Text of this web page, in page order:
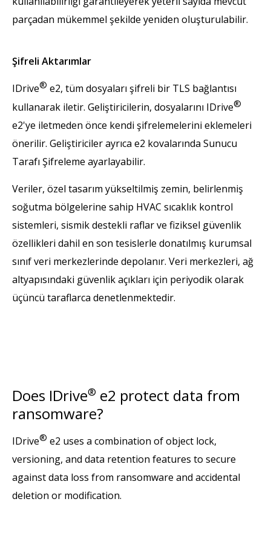
parçadan mükemmel şekilde yeniden oluşturulabilir.
Şifreli Aktarımlar
IDrive® e2, tüm dosyaları şifreli bir TLS bağlantısı
kullanarak iletir. Geliştiricilerin, dosyalarını IDrive®
e2'ye iletmeden önce kendi şifrelemelerini eklemeleri
önerilir. Geliştiriciler ayrıca e2 kovalarında Sunucu
Tarafı Şifreleme ayarlayabilir.
Veriler, özel tasarım yükseltilmiş zemin, belirlenmiş
soğutma bölgelerine sahip HVAC sıcaklık kontrol
sistemleri, sismik destekli raflar ve fiziksel güvenlik
özellikleri dahil en son tesislerle donatılmış kurumsal
sınıf veri merkezlerinde depolanır. Veri merkezleri, ağ
altyapısındaki güvenlik açıkları için periyodik olarak
üçüncü taraflarca denetlenmektedir.
Does IDrive® e2 protect data from
ransomware?
IDrive® e2 uses a combination of object lock,
versioning, and data retention features to secure
against data loss from ransomware and accidental
deletion or modification.